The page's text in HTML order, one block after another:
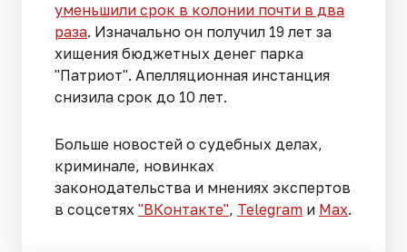
уменьшили срок в колонии почти в два
раза. Изначально он получил 19 лет за
хищения бюджетных денег парка
"Патриот". Апелляционная инстанция
снизила срок до 10 лет.
Больше новостей о судебных делах,
криминале, новинках
законодательства и мнениях экспертов
в соцсетях "ВКонтакте", Telegram и Max.